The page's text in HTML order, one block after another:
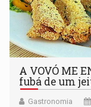
A VOVÓ ME
fubá de um
Gastronomia